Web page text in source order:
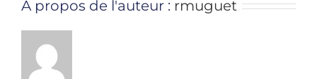
À propos de l'auteur : rmuguet